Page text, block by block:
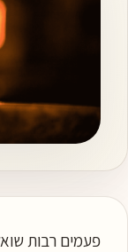
פעמים רבות